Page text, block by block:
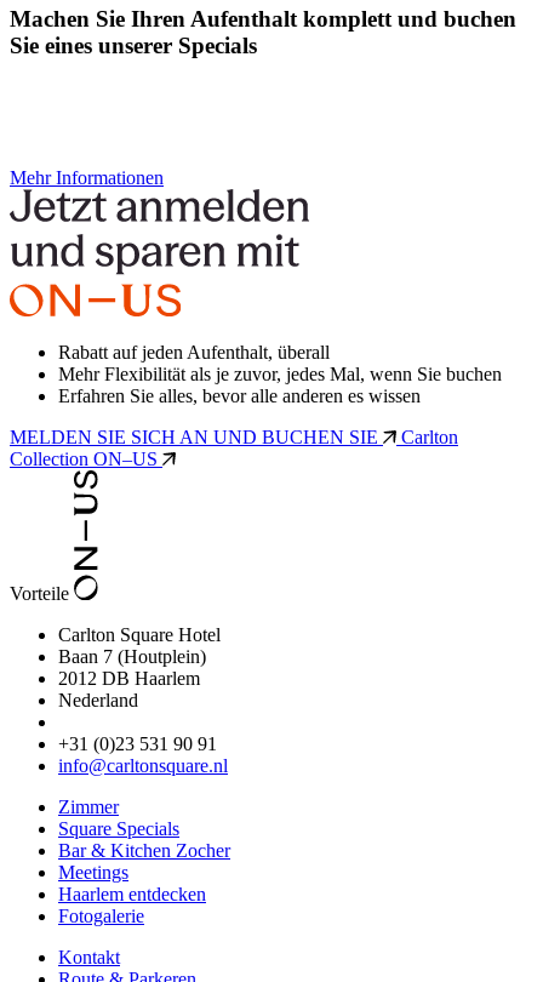
Machen Sie Ihren Aufenthalt komplett und buchen
Sie eines unserer Specials
Mehr Informationen
Rabatt auf jeden Aufenthalt, überall
Mehr Flexibilität als je zuvor, jedes Mal, wenn Sie buchen
Erfahren Sie alles, bevor alle anderen es wissen
MELDEN SIE SICH AN UND BUCHEN SIE
Carlton
Collection ON–US
Vorteile
Carlton Square Hotel
Baan 7 (Houtplein)
2012 DB Haarlem
Nederland
+31 (0)23 531 90 91
info@carltonsquare.nl
Zimmer
Square Specials
Bar & Kitchen Zocher
Meetings
Haarlem entdecken
Fotogalerie
Kontakt